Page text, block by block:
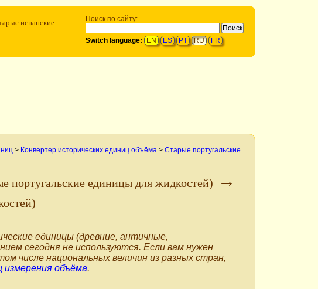
Поиск по сайту:
Switch language: EN ES PT RU FR
испанские
> Конвертер исторических единиц объёма > Старые португальские
португальские единицы для жидкостей)
→
единицы (древние, античные,
сегодня не используются. Если вам нужен
числе национальных величин из разных стран,
измерения объёма.